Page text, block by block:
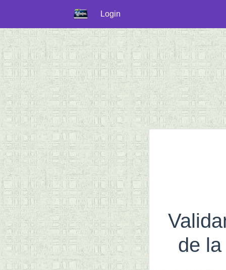
Login
de